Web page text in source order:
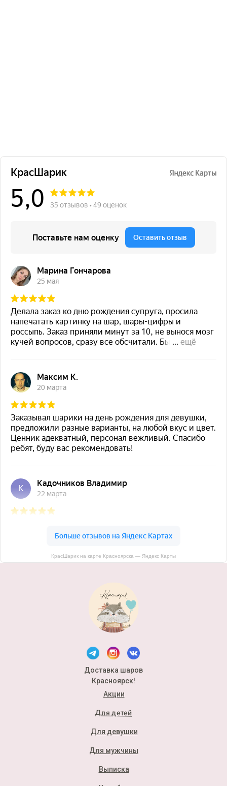
КрасШарик на карте Красноярска — Яндекс Карты
Доставка шаров
Красноярск!
Акции
Для детей
Для девушки
Для мужчины
Выписка